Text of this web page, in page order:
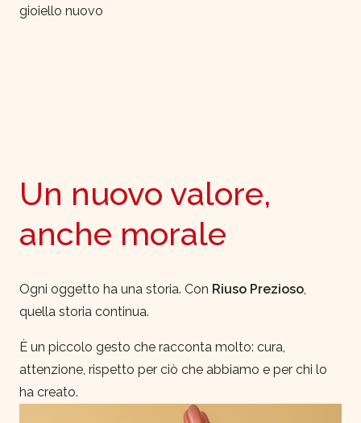
gioiello nuovo
Un nuovo valore,
anche morale
Ogni oggetto ha una storia. Con Riuso Prezioso
quella storia continua.
È un piccolo gesto che racconta molto: cura,
attenzione, rispetto per ciò che abbiamo e per chi lo
ha creato.